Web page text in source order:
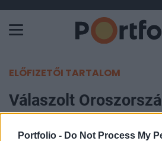
Portfolio - Do Not Process My
ELŐFIZETŐI TARTALOM
Válaszolt
Instagram lépésére